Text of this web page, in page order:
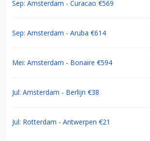
Sep: Amsterdam - Curacao €569
Sep: Amsterdam - Aruba €614
Mei: Amsterdam - Bonaire €594
Jul: Amsterdam - Berlijn €38
Jul: Rotterdam - Antwerpen €21